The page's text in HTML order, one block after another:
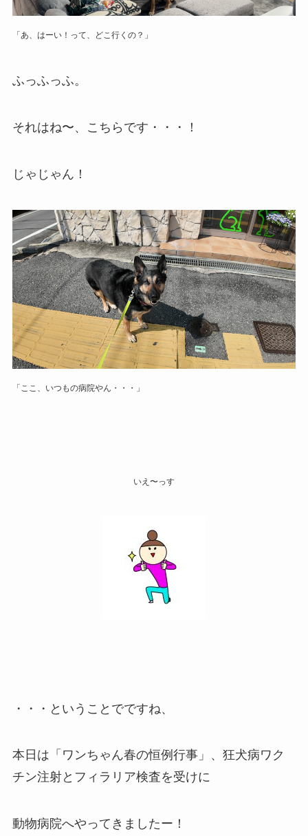
「あ、はーい！って、どこ行くの？」
ふっふっふ。
それはね〜、こちらです・・・！
じゃじゃん！
「ここ、いつもの病院やん・・・」
いえ〜っす
・・・ということでですね、
本日は「ワンちゃん春の恒例行事」、狂犬病ワク
チン注射とフィラリア検査を受けに
動物病院へやってきましたー！